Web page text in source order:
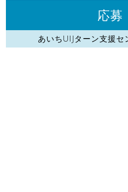
応募
あいちUIJターン支援